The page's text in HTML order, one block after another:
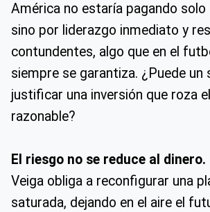
América no estaría pagando solo
sino por liderazgo inmediato y
contundentes, algo que en el
siempre se garantiza. ¿Puede
justificar una inversión que roza
razonable?
El riesgo no se reduce al dinero.
Veiga obliga a reconfigurar una
saturada, dejando en el aire el